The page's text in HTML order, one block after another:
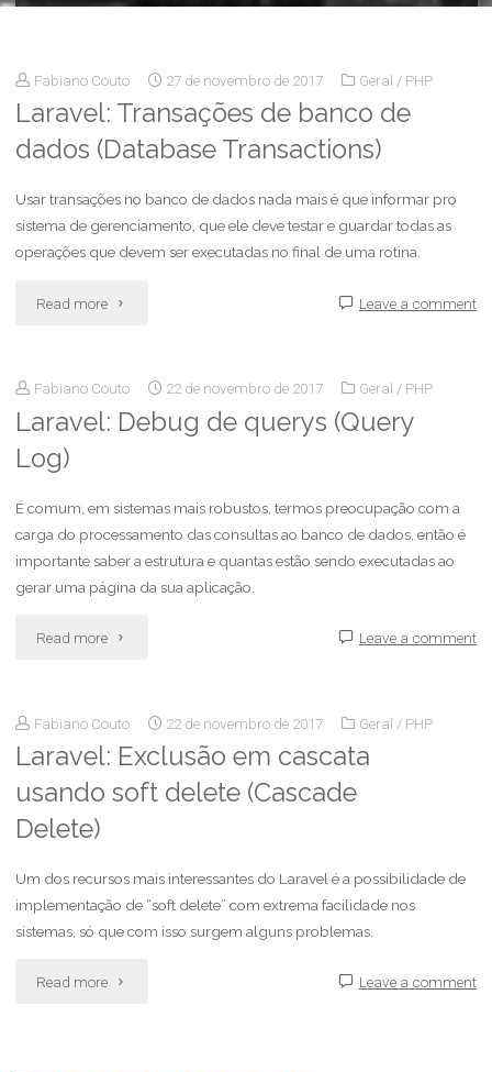
Fabiano Couto 27 de novembro de 2017 Geral / PHP
Laravel: Transações de banco de
dados (Database Transactions)
Usar transações no banco de dados nada mais é que informar pro
sistema de gerenciamento, que ele deve testar e guardar todas as
operações que devem ser executadas no final de uma rotina.
Read more Leave a comment
Fabiano Couto 22 de novembro de 2017 Geral / PHP
Laravel: Debug de querys (Query
Log)
É comum, em sistemas mais robustos, termos preocupação com a
carga do processamento das consultas ao banco de dados, então é
importante saber a estrutura e quantas estão sendo executadas ao
gerar uma página da sua aplicação.
Read more Leave a comment
Fabiano Couto 22 de novembro de 2017 Geral / PHP
Laravel: Exclusão em cascata
usando soft delete (Cascade
Delete)
Um dos recursos mais interessantes do Laravel é a possibilidade de
implementação de “soft delete” com extrema facilidade nos
sistemas, só que com isso surgem alguns problemas.
Read more Leave a comment